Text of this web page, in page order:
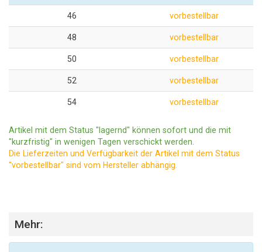
46 vorbestellbar
48 vorbestellbar
50 vorbestellbar
52 vorbestellbar
54 vorbestellbar
Artikel mit dem Status "lagernd" können sofort und die mit
"kurzfristig" in wenigen Tagen verschickt werden.
Die Lieferzeiten und Verfügbarkeit der Artikel mit dem Status
"vorbestellbar" sind vom Hersteller abhängig.
Mehr: